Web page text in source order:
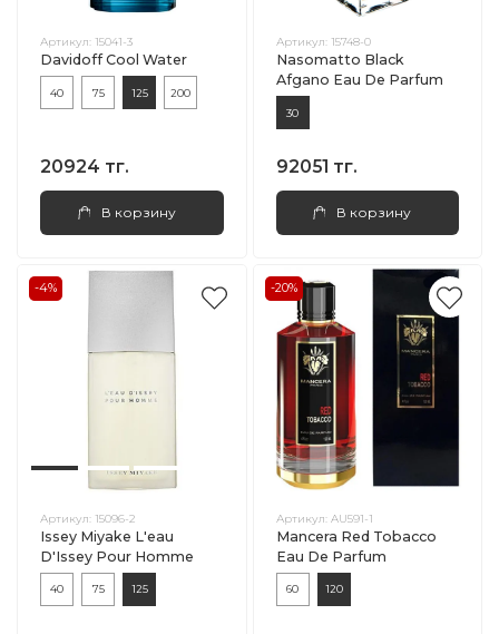
Артикул: 15041-3
Davidoff Cool Water
40 75 125 200
20924 тг.
В корзину
Артикул: 15748-0
Nasomatto Black
Afgano Eau De Parfum
30
92051 тг.
В корзину
-4%
Артикул: 15096-2
Issey Miyake L'eau
D'Issey Pour Homme
40 75 125
-20%
Артикул: AU591-1
Mancera Red Tobacco
Eau De Parfum
60 120